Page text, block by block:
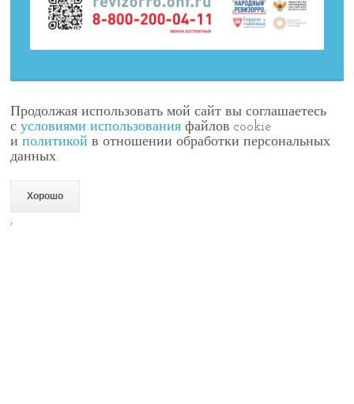
Продолжая использовать мой сайт вы соглашаетесь
сусловиями использования файлов cookie
иполитикой в отношении обработки персональных
данных.
Хорошо
,